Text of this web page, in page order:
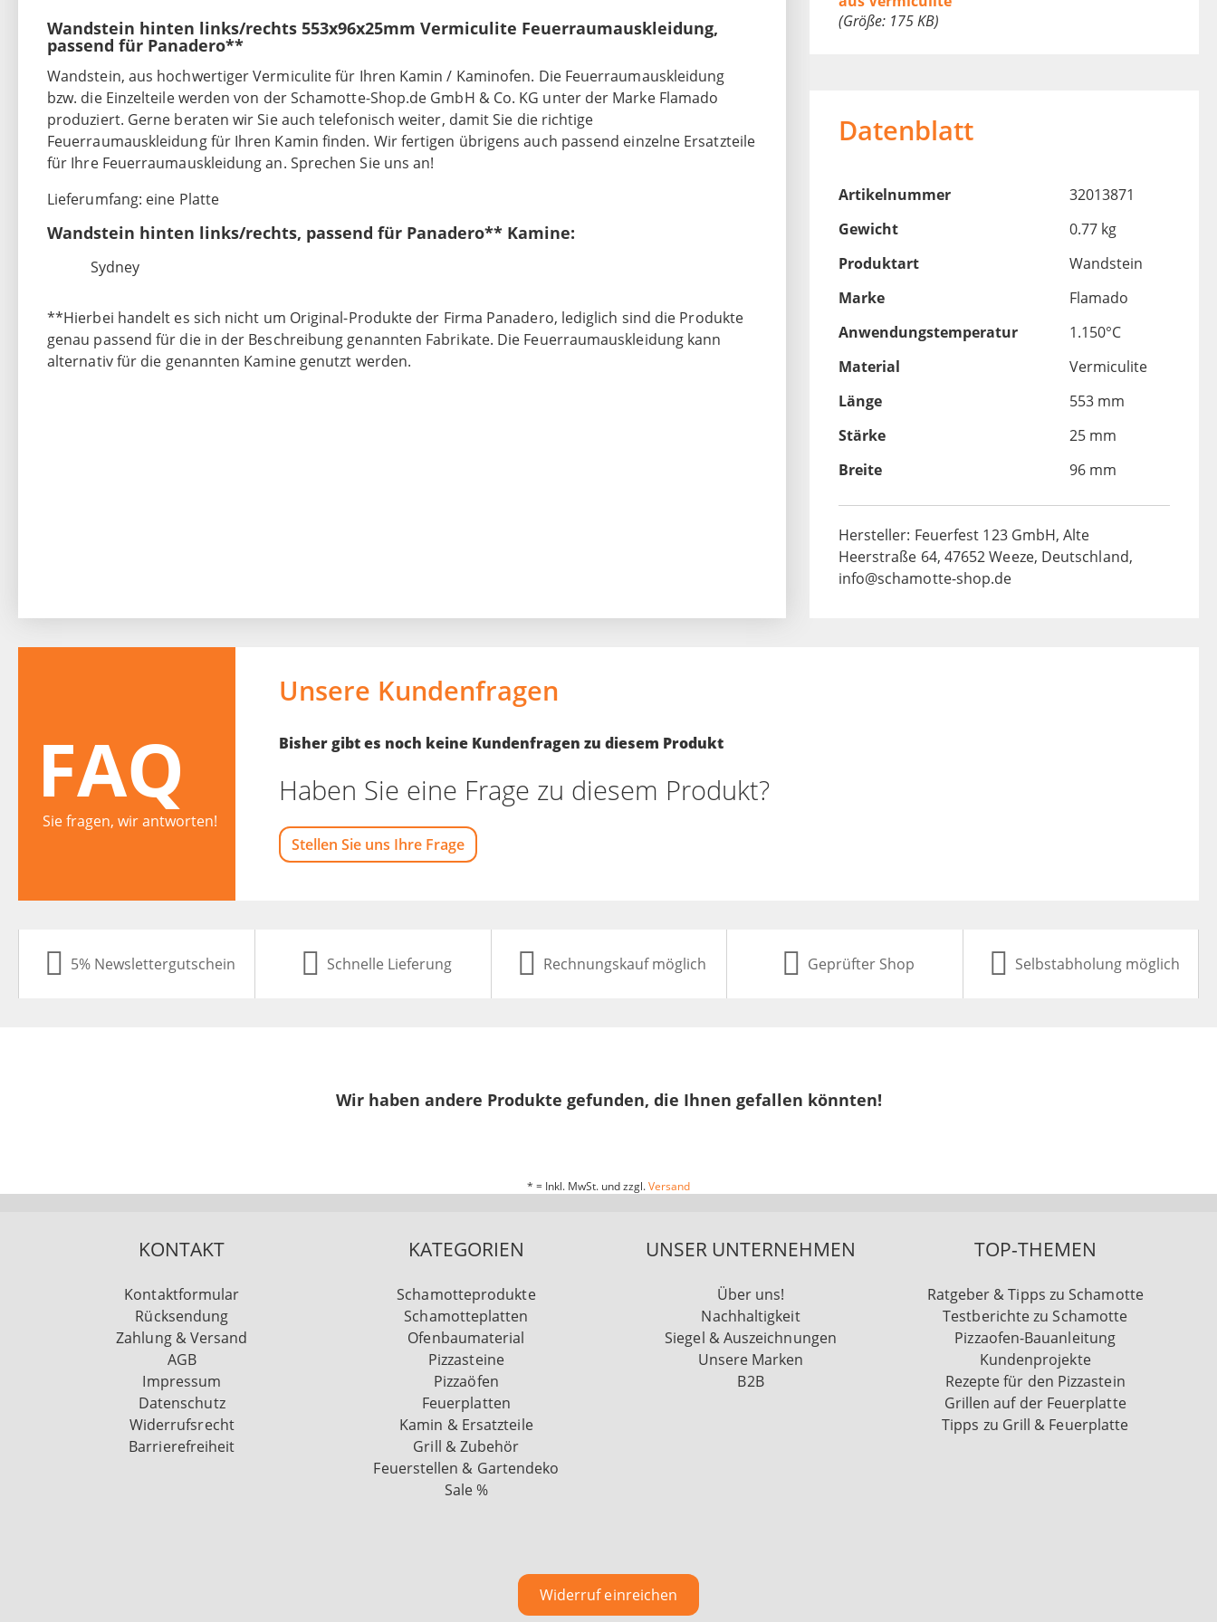
Wandstein hinten links/rechts 553x96x25mm Vermiculite Feuerraumauskleidung,
passend für Panadero**
Wandstein, aus hochwertiger Vermiculite für Ihren Kamin / Kaminofen. Die Feuerraumauskleidung
bzw. die Einzelteile werden von der Schamotte-Shop.de GmbH & Co. KG unter der Marke Flamado
produziert. Gerne beraten wir Sie auch telefonisch weiter, damit Sie die richtige
Feuerraumauskleidung für Ihren Kamin finden. Wir fertigen übrigens auch passend einzelne Ersatzteile
für Ihre Feuerraumauskleidung an. Sprechen Sie uns an!
Lieferumfang: eine Platte
Wandstein hinten links/rechts, passend für Panadero** Kamine:
Sydney
**Hierbei handelt es sich nicht um Original-Produkte der Firma Panadero, lediglich sind die Produkte
genau passend für die in der Beschreibung genannten Fabrikate. Die Feuerraumauskleidung kann
alternativ für die genannten Kamine genutzt werden.
(Größe: 175 KB)
Datenblatt
Artikelnummer
32013871
Gewicht
0.77 kg
Produktart
Wandstein
Marke
Flamado
Anwendungstemperatur
1.150°C
Material
Vermiculite
Länge
553 mm
Stärke
25 mm
Breite
96 mm
Hersteller: Feuerfest 123 GmbH, Alte
Heerstraße 64, 47652 Weeze, Deutschland,
info@schamotte-shop.de
FAQ
Sie fragen, wir antworten!
Unsere Kundenfragen
Bisher gibt es noch keine Kundenfragen zu diesem Produkt
Haben Sie eine Frage zu diesem Produkt?
Stellen Sie uns Ihre Frage
5% Newslettergutschein Schnelle Lieferung Rechnungskauf möglich Geprüfter Shop Selbstabholung möglich
Wir haben andere Produkte gefunden, die Ihnen gefallen könnten!
* = Inkl. MwSt. und zzgl.Versand
KONTAKT
Kontaktformular
Rücksendung
Zahlung & Versand
AGB
Impressum
Datenschutz
Widerrufsrecht
Barrierefreiheit
KATEGORIEN
Schamotteprodukte
Schamotteplatten
Ofenbaumaterial
Pizzasteine
Pizzaöfen
Feuerplatten
Kamin & Ersatzteile
Grill & Zubehör
Feuerstellen & Gartendeko
Sale %
UNSER UNTERNEHMEN
Über uns!
Nachhaltigkeit
Siegel & Auszeichnungen
Unsere Marken
B2B
TOP-THEMEN
Ratgeber & Tipps zu Schamotte
Testberichte zu Schamotte
Pizzaofen-Bauanleitung
Kundenprojekte
Rezepte für den Pizzastein
Grillen auf der Feuerplatte
Tipps zu Grill & Feuerplatte
Widerruf einreichen